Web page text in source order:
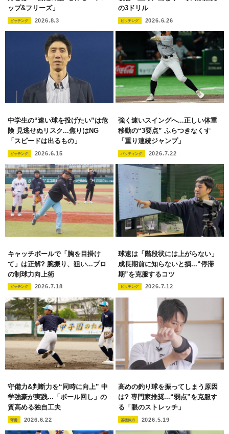
ップ&フリーズ」
ピッチング 2026.8.3
の3ドリル
ピッチング 2026.6.26
中学生の“速い球を投げたい”は危
険 見逃せぬリスク...焦りはNG
「スピードは出るもの」
ピッチング 2026.6.15
強く速いスイングへ...正しい体重
移動の“3要点” ふらつきなくす
「重り連続ジャンプ」
バッティング 2026.7.22
キャッチボールで「胸を目掛け
て」は正解? 腕振り、狙い...プロ
の制球力向上術
ピッチング 2026.7.18
球速は「階段状には上がらない」
成長期前に知らないと損...“停滞
期”を克服するコツ
ピッチング 2026.7.12
守備力&判断力を“同時に向上” 中
学強豪が実践...「ボール回し」の
質高める独自工夫
守備 2026.6.22
高めの釣り球を振ってしまう原因
は? 専門家推奨...“弱点”を克服す
る「眼のストレッチ」
基礎体力 2026.5.19